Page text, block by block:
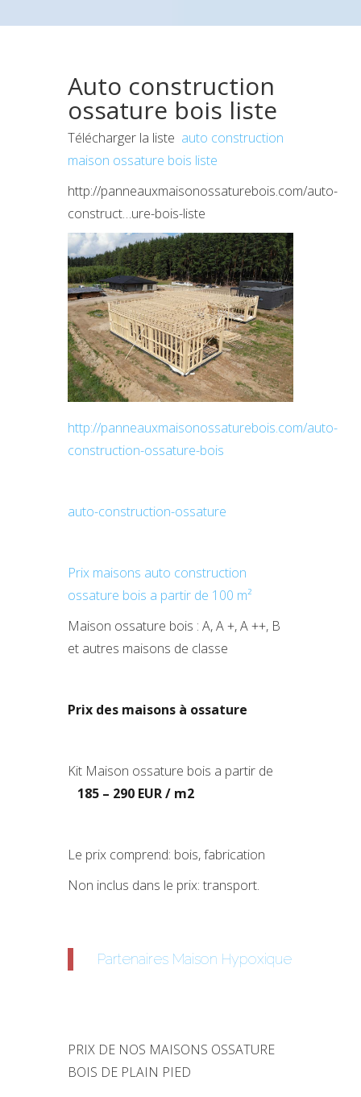
Auto construction
ossature bois liste
Télécharger la liste auto construction
maison ossature bois liste
http://panneauxmaisonossaturebois.com/auto-
construct…ure-bois-liste
http://panneauxmaisonossaturebois.com/auto-
construction-ossature-bois
auto-construction-ossature
Prix maisons auto construction
ossature bois a partir de 100 m²
Maison ossature bois : A, A +, A ++, B
et autres maisons de classe
Prix des maisons à ossature
Kit Maison ossature bois a partir de
185 – 290 EUR / m2
Le prix comprend: bois, fabrication
Non inclus dans le prix: transport.
Partenaires Maison Hypoxique
PRIX DE NOS MAISONS OSSATURE
BOIS DE PLAIN PIED